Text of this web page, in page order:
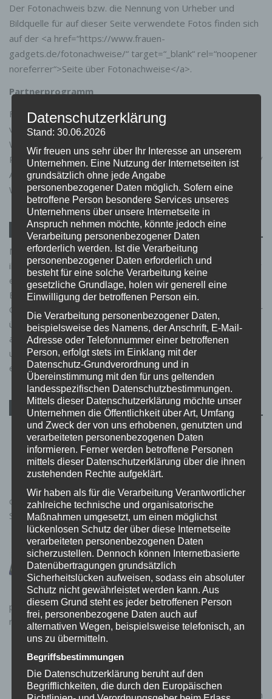
Der Fotonachweis bzw. die Nennung von Urheber und
Bildquelle für auf dieser Seite verwendete Fotos finden sich
auf der <a href=“https://www.frauen-
gadgets.de/fotonachweise/“ target=“_blank“ rel=“noopener
noreferrer“>Seite über Fotonachweise</a>.
Partnerprogramm
Frauen-Gadgets.de ist Teilnehmer des Partnerprogramms
von Amazon EU, das zur Bereitstellung eines Mediums für
Websites konzipiert wurde, mittels dessen durch die
Platzierung von Werbeanzeigen und Links zu (Amazon.co.uk /
Amazon.de / Amazon.fr / Amazon.it / Amazon.es)
Werbekostenerstattung verdient werden kann.
HINWEIS IN EIGENER SACHE
Manche unserer Links sind sogenannte bezahlte Links. Wenn
ihr über diese einkauft, erhalten wir eine kleine Provision. Für
euch bleibt der Preis natürlich gleich – und an unserer
Empfehlung ändert das nichts. Wir achten stets darauf, nur
Gadgets und Angebote aufzunehmen, von deren Qualität wir
überzeugt sind. Zu unseren Partnern gehören unter
anderem das Amazon PartnerNet, eBay und AliExpress. So
unterstützt ihr unsere Arbeit – ganz ohne Mehrkosten für
euch. Vielen Dank!
AUCH INTERESSANT …
Dreht euch glücklich: Dieser Ring sieht
gut aus und beruhigt die Nerven!
0 KOMMENTARE
Ihr seid öfter mal etwas nervös, hibbelt mit
den Beinen oder tickt mit dem Finger auf
den Zähnen? Warum dann nicht die Eigenschaften von
Schmuck und einem...
Chaosqueen? Der NOVOO Air Tag Air
Tag bringt Ordnung in euer Leben!
0 KOMMENTARE
Kennt ihr Apples AirTag? Wie ihr dann
vielleicht wisst, handelt es sich um eine echt
praktische Angelegenheit. Einfach den AirTag irgendwo
reinlegen oder verstauen und schon könnt...
Abrakadabra, Pfeffer! Diese
Zauberstab-Gewürzstreuer machen
Würzen zum Spaß!
0 KOMMENTARE
Hand aufs Herz: Wer hätte nicht gerne einen
Datenschutzerklärung
Stand: 30.06.2026
Wir freuen uns sehr über Ihr Interesse an unserem
Unternehmen. Eine Nutzung der Internetseiten ist
grundsätzlich ohne jede Angabe
personenbezogener Daten möglich. Sofern eine
betroffene Person besondere Services unseres
Unternehmens über unsere Internetseite in
Anspruch nehmen möchte, könnte jedoch eine
Verarbeitung personenbezogener Daten
erforderlich werden. Ist die Verarbeitung
personenbezogener Daten erforderlich und
besteht für eine solche Verarbeitung keine
gesetzliche Grundlage, holen wir generell eine
Einwilligung der betroffenen Person ein.
Die Verarbeitung personenbezogener Daten,
beispielsweise des Namens, der Anschrift, E-Mail-
Adresse oder Telefonnummer einer betroffenen
Person, erfolgt stets im Einklang mit der
Datenschutz-Grundverordnung und in
Übereinstimmung mit den für uns geltenden
landesspezifischen Datenschutzbestimmungen.
Mittels dieser Datenschutzerklärung möchte unser
Unternehmen die Öffentlichkeit über Art, Umfang
und Zweck der von uns erhobenen, genutzten und
verarbeiteten personenbezogenen Daten
informieren. Ferner werden betroffene Personen
mittels dieser Datenschutzerklärung über die ihnen
zustehenden Rechte aufgeklärt.
Wir haben als für die Verarbeitung Verantwortlicher
zahlreiche technische und organisatorische
Maßnahmen umgesetzt, um einen möglichst
lückenlosen Schutz der über diese Internetseite
verarbeiteten personenbezogenen Daten
sicherzustellen. Dennoch können Internetbasierte
Datenübertragungen grundsätzlich
Sicherheitslücken aufweisen, sodass ein absoluter
Schutz nicht gewährleistet werden kann. Aus
diesem Grund steht es jeder betroffenen Person
frei, personenbezogene Daten auch auf
alternativen Wegen, beispielsweise telefonisch, an
uns zu übermitteln.
Begriffsbestimmungen
Die Datenschutzerklärung beruht auf den
Begrifflichkeiten, die durch den Europäischen